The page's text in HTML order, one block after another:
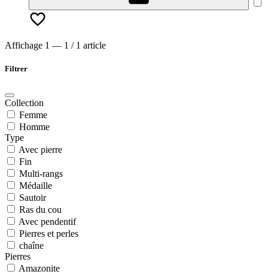
Affichage 1 — 1 / 1 article
Filtrer
Collection
Femme
Homme
Type
Avec pierre
Fin
Multi-rangs
Médaille
Sautoir
Ras du cou
Avec pendentif
Pierres et perles
chaîne
Pierres
Amazonite